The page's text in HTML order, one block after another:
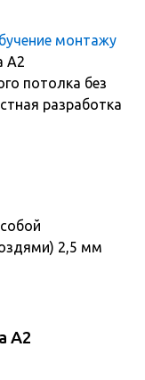
монтажу
А2
потолка без
разработка
2,5 мм
А2